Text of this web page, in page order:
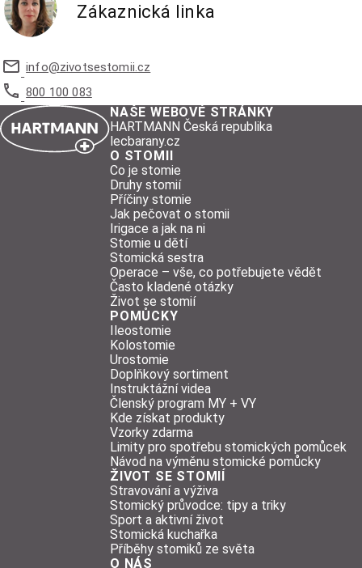
Zákaznická linka
info@zivotsestomii.cz
800 100 083
NAŠE WEBOVÉ STRÁNKY
HARTMANN Česká republika
lecbarany.cz
O STOMII
Co je stomie
Druhy stomií
Příčiny stomie
Jak pečovat o stomii
Irigace a jak na ni
Stomie u dětí
Stomická sestra
Operace – vše, co potřebujete vědět
Často kladené otázky
Život se stomií
POMŮCKY
Ileostomie
Kolostomie
Urostomie
Doplňkový sortiment
Instruktážní videa
Členský program MY + VY
Kde získat produkty
Vzorky zdarma
Limity pro spotřebu stomických pomůcek
Návod na výměnu stomické pomůcky
ŽIVOT SE STOMIÍ
Stravování a výživa
Stomický průvodce: tipy a triky
Sport a aktivní život
Stomická kuchařka
Příběhy stomiků ze světa
O NÁS